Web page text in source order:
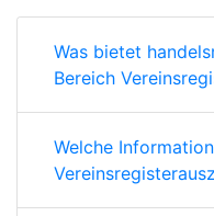
Was bietet
Bereich
Welche